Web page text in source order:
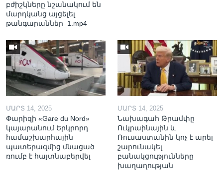
բժիշկները նշանակում են
մարդկանց այցելել
թանգարաններ_1.mp4
ՄԱՐՏ 14, 2025
Փարիզի «Gare du Nord»
կայարանում Երկրորդ
համաշխարհային
պատերազմից մնացած
ռումբ է հայտնաբերվել
ՄԱՐՏ 14, 2025
Նախագահ Թրամփը
Ուկրաինային և
Ռուսաստանին կոչ է արել
շարունակել
բանակցությունները
խաղաղության